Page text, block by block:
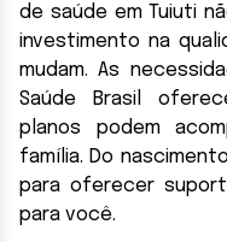
de saúde em Tuiuti
investimento na
mudam. As
Saúde Brasil
planos podem
família. Do
para oferecer
para você.